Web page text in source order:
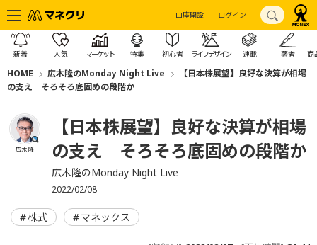
口座開設 ログイン
新着 人気 マーケット 特集 初心者 ライフデザイン 連載 著者 商
HOME 広木隆のMonday Night Live
【日本株展望】良好な決算が相場
の支え そろそろ底固めの段階か
広木 隆
【日本株展望】良好な決算が相場
の支え そろそろ底固めの段階か
広木隆のMonday Night Live
2022/02/08
株式 マネックス